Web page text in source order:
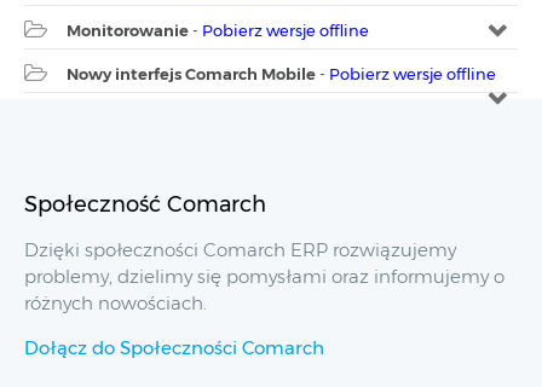
Monitorowanie- Pobierz wersje offline
Nowy interfejs Comarch Mobile- Pobierz wersje offline
Społeczność Comarch
Dzięki społeczności Comarch ERP rozwiązujemy
problemy, dzielimy się pomysłami oraz informujemy o
różnych nowościach.
Dołącz do Społeczności Comarch